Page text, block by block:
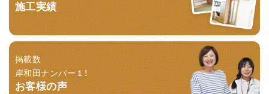
施工実績
掲載数
岸和田ナンバー１！
お客様の声